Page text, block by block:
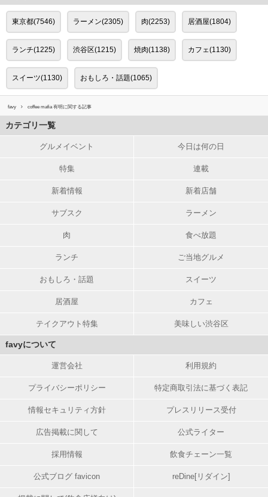
東京都(7546) ラーメン(2305) 肉(2253) 居酒屋(1804)
ランチ(1225) 渋谷区(1215) 焼肉(1138) カフェ(1130)
スイーツ(1130) おもしろ・話題(1065)
favy coffee mafia 有明に関する記事
カテゴリ一覧
グルメイベント 今日は何の日
特集 連載
新着情報 新着店舗
サブスク ラーメン
肉 食べ放題
ランチ ご当地グルメ
おもしろ・話題 スイーツ
居酒屋 カフェ
テイクアウト特集 美味しい渋谷区
favyについて
運営会社 利用規約
プライバシーポリシー 特定商取引法に基づく表記
情報セキュリティ方針 プレスリリース受付
広告掲載に関して 公式ライター
採用情報 飲食チェーン一覧
公式ブログ favicon reDine[リダイン]